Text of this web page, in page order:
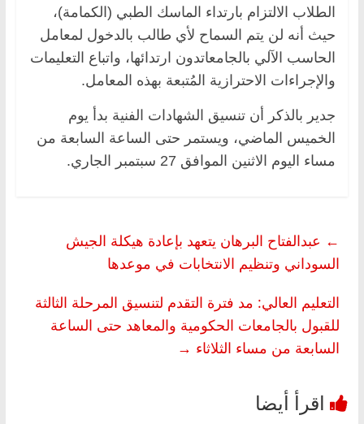
الطلاب الالتزام بارتداء الماسك الطبي (الكمامة)،
حيث أنه لن يتم السماح لأي طالب بالدخول لمعامل
الحاسب الآلي بالجامعاتدون ارتدائها، واتباع التعليمات
والإجراءات الاحترازية المُتبعة بهذه المعامل.
جدير بالذكر أن تنسيق الشهادات الفنية بدأ يوم
الخميس الماضي، ويستمر حتى الساعة السابعة من
مساء اليوم الاثنين الموافق 27 سبتمبر الجاري.
← عبدالفتاح البرهان يتعهد بإعادة هيكلة الجيش
السوداني وتنظيم الانتخابات في موعدها
التعليم العالي: مد فترة التقدم لتنسيق المرحلة الثالثة
للقبول بالجامعات الحكومية والمعاهد حتى الساعة
السابعة من مساء الثلاثاء →